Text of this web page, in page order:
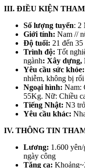
III. ĐIỀU KIỆN
Số lượng tuyển: 2
Giới tính: Nam //
Độ tuổi: 21 đến 35
Trình độ: Tốt
ngành: Xây
Yêu cầu sức khỏe:
nhiễm, không bị
Ngoại hình: Nam:
55Kg. Nữ: Chiều
Tiếng Nhật: N3
Yêu cầu khác:
IV. THÔNG TIN
Lương: 1.600
ngày công
Tăng ca: